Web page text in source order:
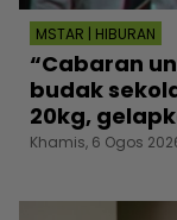
MSTAR | HIBURAN
“Cabaran
budak
20kg,
Khamis, 6 Ogos